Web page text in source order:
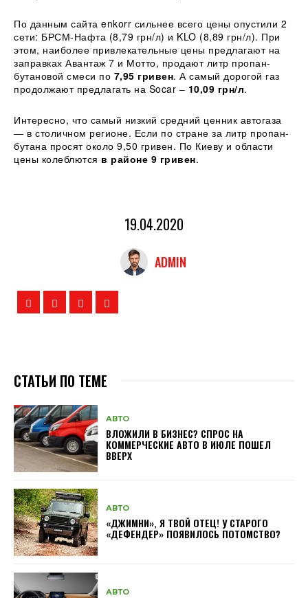
По данным сайта enkorr сильнее всего цены опустили 2
сети: БРСМ-Нафта (8,79 грн/л) и KLO (8,89 грн/л). При
этом, наиболее привлекательные цены предлагают на
заправках Авантаж 7 и Мотто, продают литр пропан-
бутановой смеси по 7,95 гривен. А самый дорогой газ
продолжают предлагать на Socar – 10,09 грн/л.
Интересно, что самый низкий средний ценник автогаза
— в столичном регионе. Если по стране за литр пропан-
бутана просят около 9,50 гривен. По Киеву и области
цены колеблются в районе 9 гривен.
19.04.2020
ADMIN
СТАТЬИ ПО ТЕМЕ
АВТО
ВЛОЖИЛИ В БИЗНЕС? СПРОС НА
КОММЕРЧЕСКИЕ АВТО В ИЮЛЕ ПОШЕЛ
ВВЕРХ
АВТО
«ДЖИМНИ», Я ТВОЙ ОТЕЦ! У СТАРОГО
«ДЕФЕНДЕР» ПОЯВИЛОСЬ ПОТОМСТВО?
АВТО